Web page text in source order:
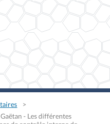
- Les différentes